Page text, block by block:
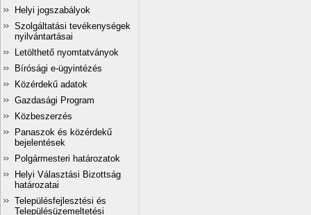
Helyi jogszabályok
Szolgáltatási tevékenységek
nyilvántartásai
Letölthető nyomtatványok
Bírósági e-ügyintézés
Közérdekű adatok
Gazdasági Program
Közbeszerzés
Panaszok és közérdekű
bejelentések
Polgármesteri határozatok
Helyi Választási Bizottság
határozatai
Településfejlesztési és
Településüzemeltetési